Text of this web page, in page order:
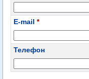
E-mail *
Телефон